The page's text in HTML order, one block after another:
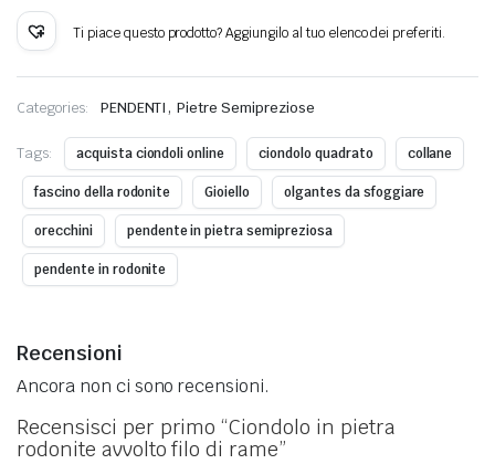
avvolto
filo
rame
quantità
Ti piace questo prodotto? Aggiungilo al tuo elenco dei preferiti.
Categories: PENDENTI ,Pietre Semipreziose
Tags: acquista ciondoli online ciondolo quadrato collane
fascino della rodonite Gioiello olgantes da sfoggiare
orecchini pendente in pietra semipreziosa
pendente in rodonite
Recensioni
Ancora non ci sono recensioni.
Recensisci per primo “Ciondolo in pietra
rodonite avvolto filo di rame”